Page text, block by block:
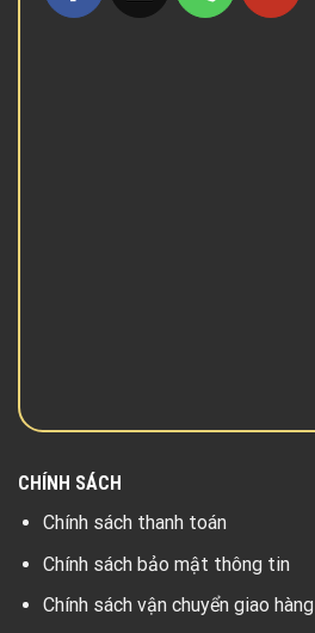
CHÍNH SÁCH
Chính sách thanh toán
Chính sách bảo mật thông tin
Chính sách vận chuyển giao hàng